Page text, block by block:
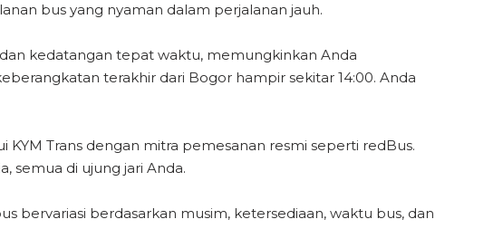
bus yang nyaman dalam perjalanan jauh.
kedatangan tepat waktu, memungkinkan Anda
terakhir dari Bogor hampir sekitar 14:00. Anda
Trans dengan mitra pemesanan resmi seperti redBus.
semua di ujung jari Anda.
bervariasi berdasarkan musim, ketersediaan, waktu bus, dan